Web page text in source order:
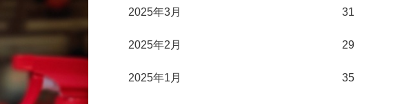
2025年3月 31
2025年2月 29
2025年1月 35